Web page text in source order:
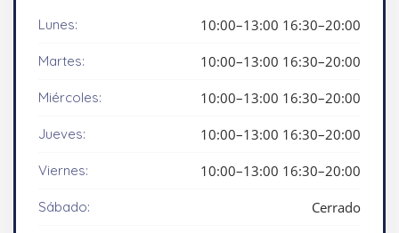
Lunes: 10:00–13:00 16:30–20:00
Martes: 10:00–13:00 16:30–20:00
Miércoles: 10:00–13:00 16:30–20:00
Jueves: 10:00–13:00 16:30–20:00
Viernes: 10:00–13:00 16:30–20:00
Sábado: Cerrado